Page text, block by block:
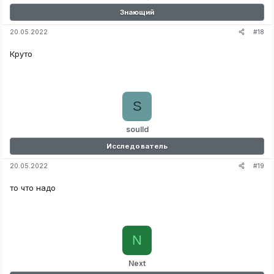
Знающий
20.05.2022 #18
Круто
soulld
S
Исследователь
20.05.2022 #19
то что надо
Next
N